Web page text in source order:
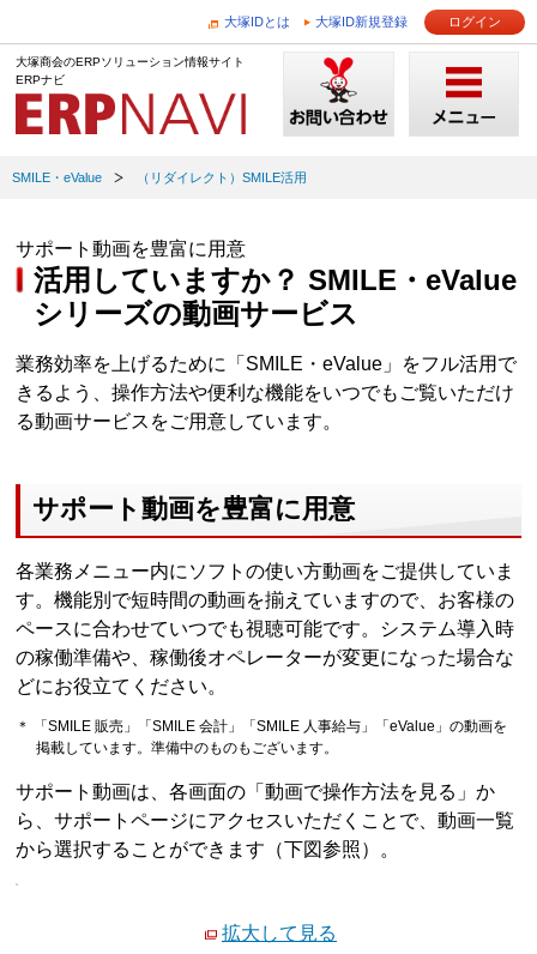
大塚IDとは 大塚ID新規登録 ログイン
大塚商会のERPソリューション情報サイト
ERPナビ
SMILE・eValue （リダイレクト）SMILE活用
サポート動画を豊富に用意
活用していますか？ SMILE・eValue
シリーズの動画サービス
業務効率を上げるために「SMILE・eValue」をフル活用で
きるよう、操作方法や便利な機能をいつでもご覧いただけ
る動画サービスをご用意しています。
サポート動画を豊富に用意
各業務メニュー内にソフトの使い方動画をご提供していま
す。機能別で短時間の動画を揃えていますので、お客様の
ペースに合わせていつでも視聴可能です。システム導入時
の稼働準備や、稼働後オペレーターが変更になった場合な
どにお役立てください。
＊ 「SMILE 販売」「SMILE 会計」「SMILE 人事給与」「eValue」の動画を
掲載しています。準備中のものもございます。
サポート動画は、各画面の「動画で操作方法を見る」か
ら、サポートページにアクセスいただくことで、動画一覧
から選択することができます（下図参照）。
拡大して見る